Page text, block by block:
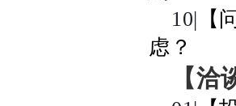
10| 【
虑？
【洽